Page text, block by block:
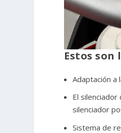
Estos son
Adaptación a
El
silenciador
Sistema de